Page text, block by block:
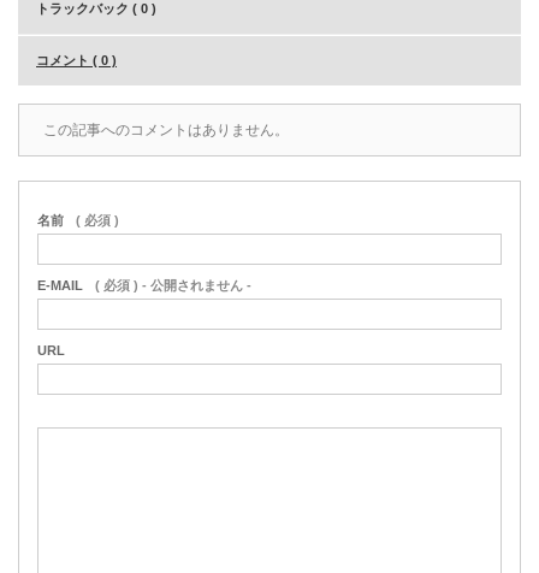
トラックバック ( 0 )
コメント ( 0 )
この記事へのコメントはありません。
名前 ( 必須 )
E-MAIL ( 必須 ) - 公開されません -
URL